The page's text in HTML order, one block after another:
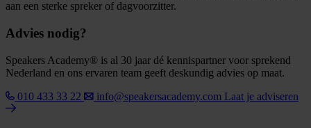
aan een sterke spreker of dagvoorzitter.
Advies nodig?
Speakers Academy® is al 30 jaar dé kennispartner voor sprekend
Nederland en ons ervaren team geeft deskundig advies op maat.
010 433 33 22
info@speakersacademy.com Laat je adviseren